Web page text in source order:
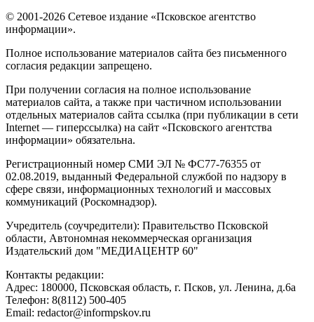
© 2001-2026 Сетевое издание «Псковское агентство
информации».
Полное использование материалов сайта без письменного
согласия редакции запрещено.
При получении согласия на полное использование
материалов сайта, а также при частичном использовании
отдельных материалов сайта ссылка (при публикации в сети
Internet — гиперссылка) на сайт «Псковского агентства
информации» обязательна.
Регистрационный номер СМИ ЭЛ № ФС77-76355 от
02.08.2019, выданный Федеральной службой по надзору в
сфере связи, информационных технологий и массовых
коммуникаций (Роскомнадзор).
Учредитель (соучредители): Правительство Псковской
области, Автономная некоммерческая организация
Издательский дом "МЕДИАЦЕНТР 60"
Контакты редакции:
Адреc: 180000, Псковская область, г. Псков, ул. Ленина, д.6а
Телефон: 8(8112) 500-405
Email: redactor@informpskov.ru